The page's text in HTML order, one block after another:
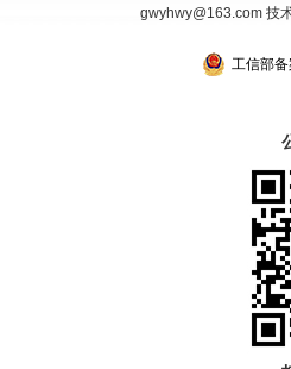
gwyhwy@163.com 技
工信部